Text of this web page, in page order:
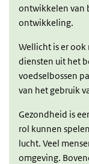
ontwikkelen van
ontwikkeling.
Wellicht is er
diensten uit het
voedselbossen
van het gebruik
Gezondheid is
rol kunnen
lucht. Veel
omgeving.